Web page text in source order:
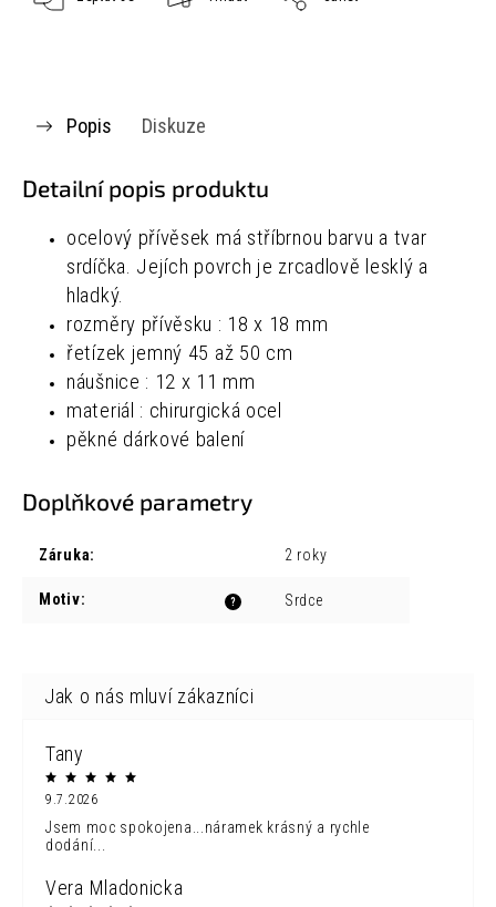
Popis Diskuze
Detailní popis produktu
ocelový přívěsek má stříbrnou barvu a tvar
srdíčka. Jejích povrch je zrcadlově lesklý a
hladký.
rozměry přívěsku : 18 x 18 mm
řetízek jemný 45 až 50 cm
náušnice : 12 x 11 mm
materiál : chirurgická ocel
pěkné dárkové balení
Doplňkové parametry
Záruka: 2 roky
?
Motiv: Srdce
Tany
9.7.2026
Jsem moc spokojena...náramek krásný a rychle
dodání...
Vera Mladonicka